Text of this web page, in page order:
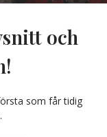
och
som får tidig